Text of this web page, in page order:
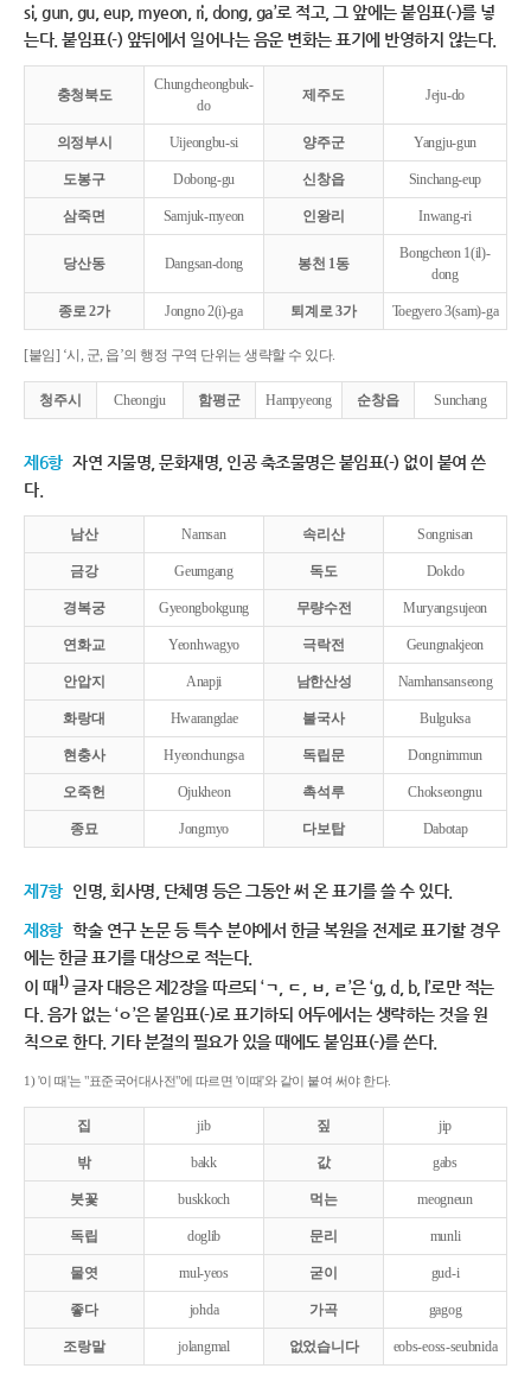
si, gun, gu, eup, myeon, ri, dong, ga’로 적고, 그 앞에는 붙임표(-)를 넣
는다. 붙임표(-) 앞뒤에서 일어나는 음운 변화는 표기에 반영하지 않는다.
충청북도
Chungcheongbuk-
do
제주도 Jeju-do
의정부시 Uijeongbu-si 양주군 Yangju-gun
도봉구 Dobong-gu 신창읍 Sinchang-eup
삼죽면 Samjuk-myeon 인왕리 Inwang-ri
당산동 Dangsan-dong 봉천 1동
Bongcheon 1(il)-
dong
종로 2가 Jongno 2(i)-ga 퇴계로 3가 Toegyero 3(sam)-ga
[붙임] ‘시, 군, 읍’의 행정 구역 단위는 생략할 수 있다.
청주시 Cheongju 함평군 Hampyeong 순창읍 Sunchang
제6항 자연 지물명, 문화재명, 인공 축조물명은 붙임표(-) 없이 붙여 쓴
다.
남산 Namsan 속리산 Songnisan
금강 Geumgang 독도 Dokdo
경복궁 Gyeongbokgung 무량수전 Muryangsujeon
연화교 Yeonhwagyo 극락전 Geungnakjeon
안압지 Anapji 남한산성 Namhansanseong
화랑대 Hwarangdae 불국사 Bulguksa
현충사 Hyeonchungsa 독립문 Dongnimmun
오죽헌 Ojukheon 촉석루 Chokseongnu
종묘 Jongmyo 다보탑 Dabotap
제7항 인명, 회사명, 단체명 등은 그동안 써 온 표기를 쓸 수 있다.
제8항 학술 연구 논문 등 특수 분야에서 한글 복원을 전제로 표기할 경우
에는 한글 표기를 대상으로 적는다.
이 때1)글자 대응은 제2장을 따르되 ‘ㄱ, ㄷ, ㅂ, ㄹ’은 ‘g, d, b, l’로만 적는
다. 음가 없는 ‘ㅇ’은 붙임표(-)로 표기하되 어두에서는 생략하는 것을 원
칙으로 한다. 기타 분절의 필요가 있을 때에도 붙임표(-)를 쓴다.
1) '이 때'는 "표준국어대사전"에 따르면 '이때'와 같이 붙여 써야 한다.
집 jib 짚 jip
밖 bakk 값 gabs
붓꽃 buskkoch 먹는 meogneun
독립 doglib 문리 munli
물엿 mul-yeos 굳이 gud-i
좋다 johda 가곡 gagog
조랑말 jolangmal 없었습니다 eobs-eoss-seubnida